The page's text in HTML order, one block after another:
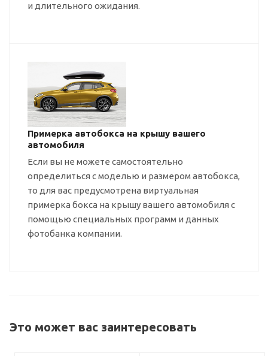
и длительного ожидания.
Примерка автобокса на крышу вашего
автомобиля
Если вы не можете самостоятельно
определиться с моделью и размером автобокса,
то для вас предусмотрена виртуальная
примерка бокса на крышу вашего автомобиля с
помощью специальных программ и данных
фотобанка компании.
Это может вас заинтересовать